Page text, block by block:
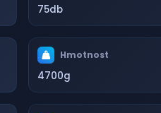
75db
Hmotnost
4700g